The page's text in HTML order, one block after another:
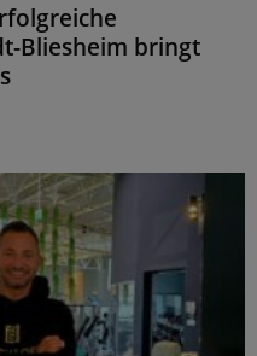
Bliesheim bringt